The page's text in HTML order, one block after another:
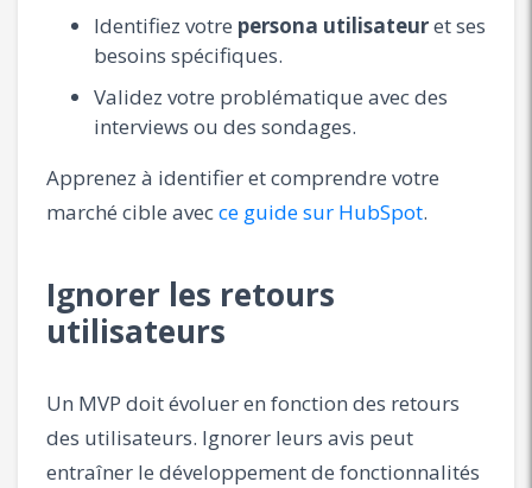
Identifiez votre persona utilisateuret ses
besoins spécifiques.
Validez votre problématique avec des
interviews ou des sondages.
Apprenez à identifier et comprendre votre
marché cible avecce guide sur HubSpot.
Ignorer les retours
utilisateurs
Un MVP doit évoluer en fonction des retours
des utilisateurs. Ignorer leurs avis peut
entraîner le développement de fonctionnalités